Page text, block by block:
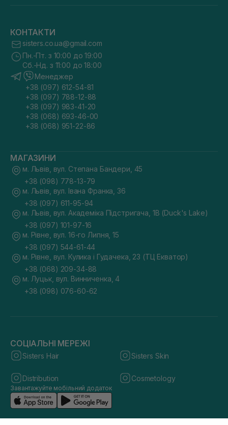
КОНТАКТИ
sisters.co.ua@gmail.com
Пн.-Пт. з 10:00 до 19:00
Сб.-Нд. з 11:00 до 18:00
Менеджер
+38 (097) 612-54-81
+38 (097) 788-12-88
+38 (097) 983-41-20
+38 (068) 693-46-00
+38 (068) 951-22-86
МАГАЗИНИ
м. Львів, вул. Степана Бандери, 45
+38 (098) 778-13-79
м. Львів, вул. Івана Франка, 36
+38 (097) 611-95-94
м. Львів, вул. Академіка Підстригача, 1В (Duck's Lake)
+38 (097) 101-97-16
м. Рівне, вул. 16-го Липня, 15
+38 (097) 544-61-44
м. Рівне, вул. Кулика і Гудачека, 23 (ТЦ Екватор)
+38 (068) 209-34-88
м. Луцьк, вул. Винниченка, 4
+38 (098) 076-60-62
СОЦІАЛЬНІ МЕРЕЖІ
Sisters Hair Sisters Skin
Distribution Cosmetology
Завантажуйте мобільний додаток